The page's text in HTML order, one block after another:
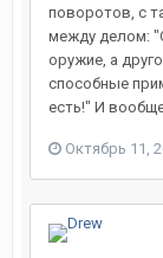
поворотов, с
между делом:
оружие, а
способные
есть!" И
Октябрь 11,